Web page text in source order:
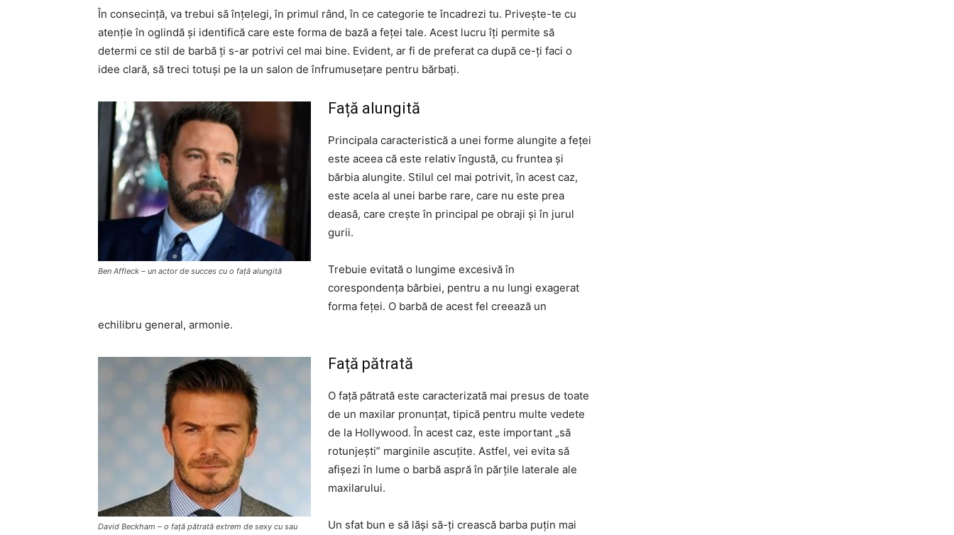
În consecință, va trebui să înțelegi, în primul rând, în ce categorie te încadrezi tu. Privește-te cu
atenție în oglindă și identifică care este forma de bază a feței tale. Acest lucru îți permite să
determi ce stil de barbă ți s-ar potrivi cel mai bine. Evident, ar fi de preferat ca după ce-ți faci o
idee clară, să treci totuși pe la un salon de înfrumusețare pentru bărbați.
Ben Affleck – un actor de succes cu o față alungită
Față alungită
Principala caracteristică a unei forme alungite a feței
este aceea că este relativ îngustă, cu fruntea și
bărbia alungite. Stilul cel mai potrivit, în acest caz,
este acela al unei barbe rare, care nu este prea
deasă, care crește în principal pe obraji și în jurul
gurii.
Trebuie evitată o lungime excesivă în
corespondența bărbiei, pentru a nu lungi exagerat
forma feței. O barbă de acest fel creează un
echilibru general, armonie.
David Beckham – o față pătrată extrem de sexy cu sau
Față pătrată
O față pătrată este caracterizată mai presus de toate
de un maxilar pronunțat, tipică pentru multe vedete
de la Hollywood. În acest caz, este important „să
rotunjești” marginile ascuțite. Astfel, vei evita să
afișezi în lume o barbă aspră în părțile laterale ale
maxilarului.
Un sfat bun e să lăși să-ți crească barba puțin mai